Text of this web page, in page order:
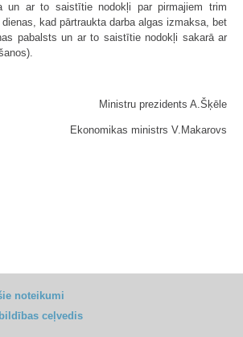
un ar to saistītie nodokļi par pirmajiem trim
kad pārtraukta darba algas izmaksa, bet
pabalsts un ar to saistītie nodokļi sakarā ar
Ministru prezidents A.Šķēle
Ekonomikas ministrs V.Makarovs
noteikumi
ceļvedis